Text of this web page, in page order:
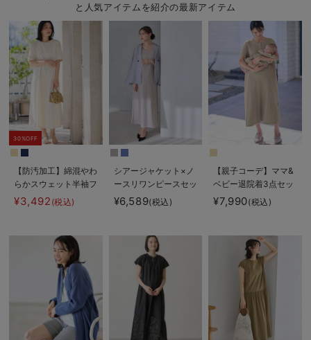
と人気アイテムを紹介の最新アイテム
30%OFF
【防汚加工】綿混やわ
らかスウェット半袖フ
レアワンピース マタ
ニティ・産後【出産後
¥3,492 (税込)
シアージャケット×ノ
ースリワンピースセッ
ト マタニティ・産後
【産後も長く着れる】
ズマダム）
¥6,589(税込)
【親子コーデ】ママ&
ベビー退院着3点セッ
ト 出産準備 ギフ
ト マタニティ・産後
る】
¥7,990(税込)